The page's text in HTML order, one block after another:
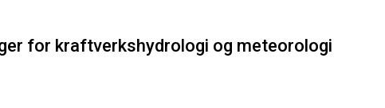
for kraftverkshydrologi og meteorologi